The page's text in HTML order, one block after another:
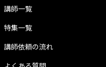
講師一覧
特集一覧
講師依頼の流れ